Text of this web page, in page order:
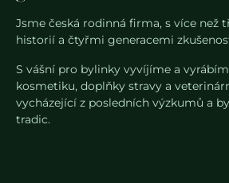
Jsme česká rodinná firma, s více než
historií a čtyřmi generacemi
S vášní pro bylinky vyvíjíme a
kosmetiku, doplňky stravy a
vycházející z posledních výzkumů a
tradic.